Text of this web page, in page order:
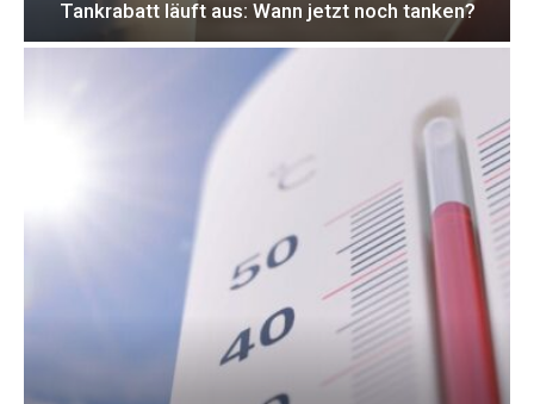
Tankrabatt läuft aus: Wann jetzt noch tanken?